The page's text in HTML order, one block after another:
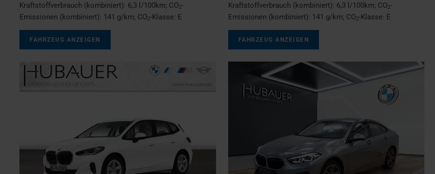
Kraftstoffverbrauch (kombiniert): 6,3 l/100km; CO2-
Emissionen (kombiniert): 141 g/km; CO2-Klasse: E
FAHRZEUG ANZEIGEN
Kraftstoffverbrauch (kombiniert): 6,3 l/100km; CO2-
Emissionen (kombiniert): 141 g/km; CO2-Klasse: E
FAHRZEUG ANZEIGEN